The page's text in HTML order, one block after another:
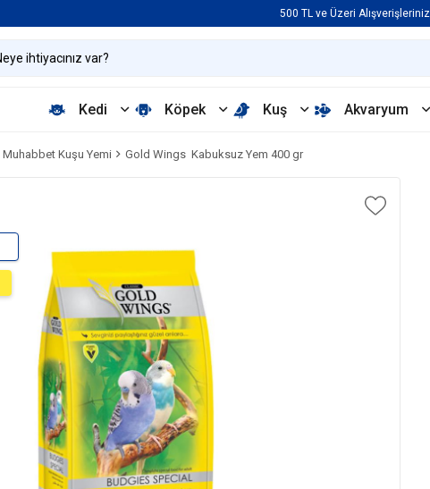
500 TL ve Üzeri
Kedi Köpek Kuş Akvaryum
Muhabbet Kuşu Yemi Gold Wings Kabuksuz Yem 400 gr